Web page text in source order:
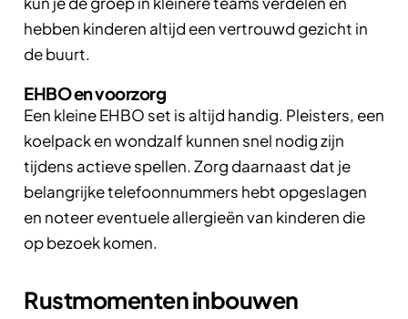
hebben kinderen altijd een vertrouwd gezicht in
de buurt.
EHBO en voorzorg
Een kleine EHBO set is altijd handig. Pleisters, een
koelpack en wondzalf kunnen snel nodig zijn
tijdens actieve spellen. Zorg daarnaast dat je
belangrijke telefoonnummers hebt opgeslagen
en noteer eventuele allergieën van kinderen die
op bezoek komen.
Rustmomenten inbouwen